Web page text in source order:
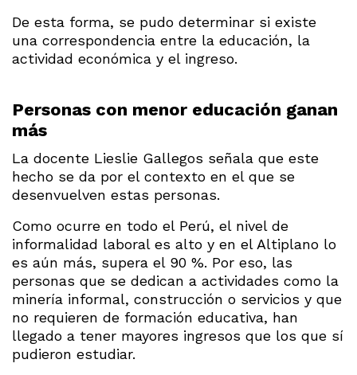
De esta forma, se pudo determinar si existe
una correspondencia entre la educación, la
actividad económica y el ingreso.
Personas con menor educación ganan
más
La docente Lieslie Gallegos señala que este
hecho se da por el contexto en el que se
desenvuelven estas personas.
Como ocurre en todo el Perú, el nivel de
informalidad laboral es alto y en el Altiplano lo
es aún más, supera el 90 %. Por eso, las
personas que se dedican a actividades como la
minería informal, construcción o servicios y que
no requieren de formación educativa, han
llegado a tener mayores ingresos que los que sí
pudieron estudiar.